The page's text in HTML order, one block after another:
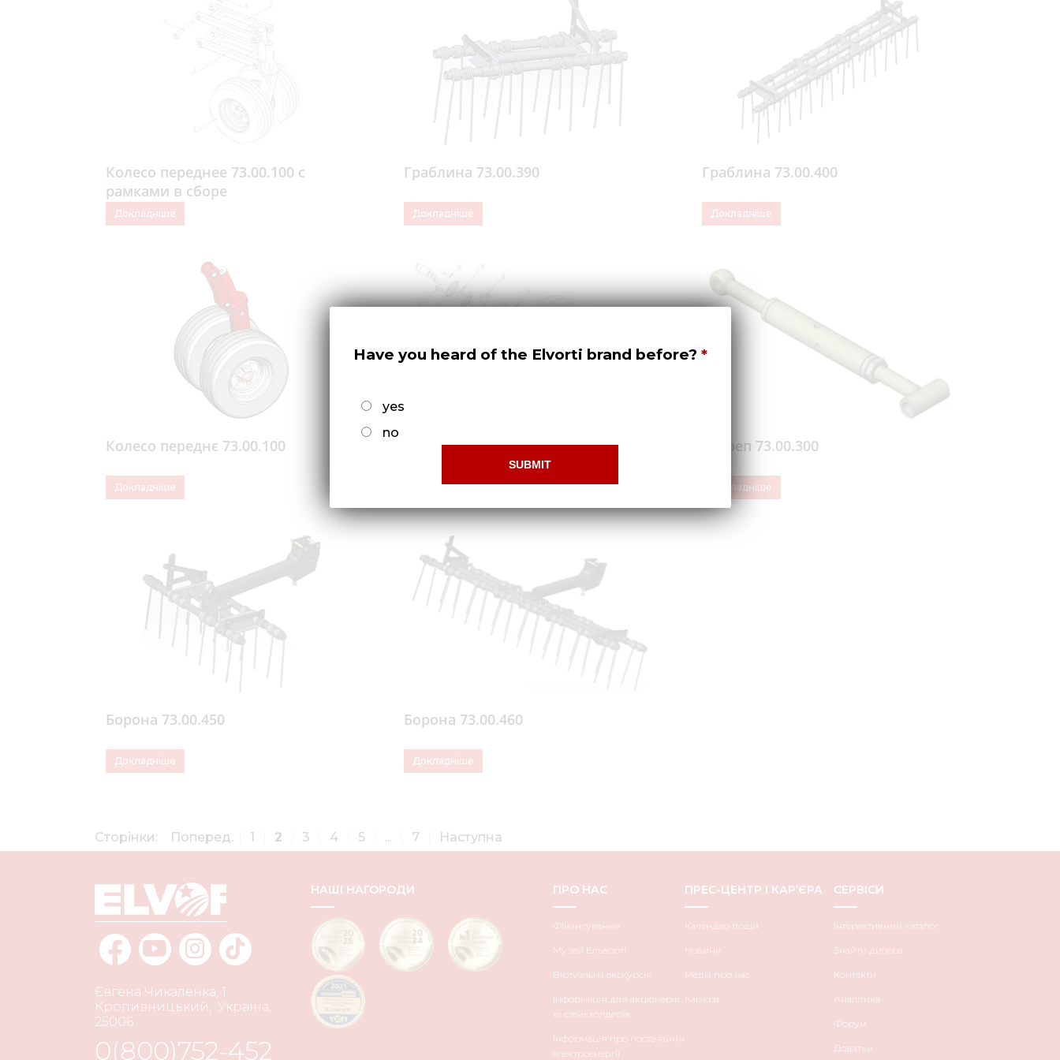
Колесо переднее 73.00.100 с
рамками в сборе
Докладніше
Граблина 73.00.390
Докладніше
Граблина 73.00.400
Докладніше
Колесо переднє 73.00.100
Докладніше
Колесо в сборе
Докладніше
Талреп 73.00.300
Докладніше
Борона 73.00.450
Докладніше
Борона 73.00.460
Докладніше
Сторінки: Поперед. 1 2 3 4 5 ... 7 Наступна
Євгена Чикаленка, 1
Кропивницький
Україна
25006
0(800)752-452
НАШІ НАГОРОДИ ПРО НАС
Фінансування
Музей Ельворті
Віртуальна екскурсія
Інформація для акціонерів
та стейкхолдерів
Інформація про постачання
електроенергії
ПРЕС-ЦЕНТР І КАР’ЄРА
Календар подій
Новини
Медіа про нас
Кар’єра
СЕРВІСИ
Інтерактивний каталог
Знайти дилера
Контакти
Аналітика
Форум
Додатки
Have you heard of the Elvorti brand before?
yes
no